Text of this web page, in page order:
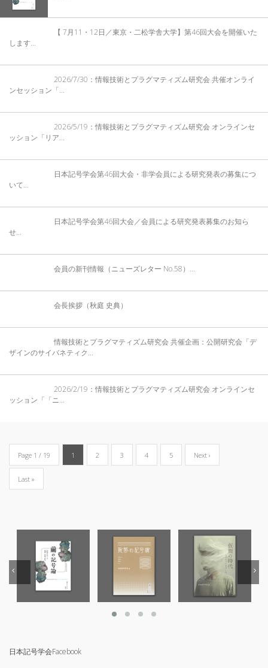
【 7月11・12日／東京・二松学舎大学】第46回大会を開催いた
します...
2026/7/30：情報技術とプラグマティズム研究会 共催オンライ
ンセッション「...
2026/5/19：情報技術とプラグマティズム研究会 オンラインセ
ッション「リア...
日本記号学会第46回大会・非学会員による研究発表の募集につ
いて...
日本記号学会第46回大会／会員による研究発表募集のお知ら
せ...
会員の新刊情報（ニューズレター No.58）...
会長挨拶（秋庭 史典）
情報技術とプラグマティズム研究会 共催企画：公開研究会「デ
ザインのサイバネティク...
2026/2/19：情報技術とプラグマティズム研究会 オンラインセ
ッション「「ニ...
Page 1 / 19 1 2 3 4 5 Next ›
Last »
日本記号学会Facebook